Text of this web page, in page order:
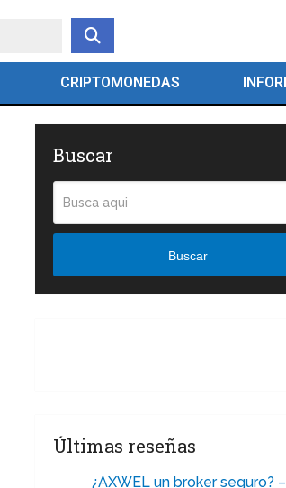
CRIPTOMONEDAS
Buscar
Buscar
Últimas reseñas
¿AXWEL un broker seguro? –